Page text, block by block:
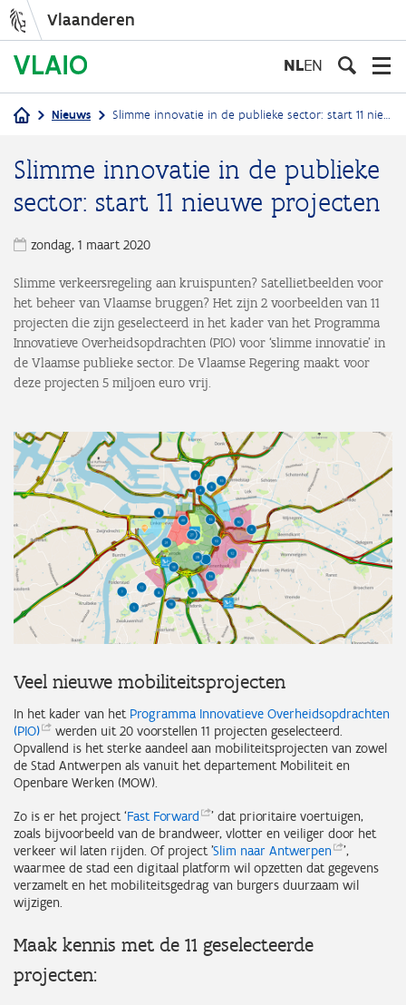
inhoud
Vlaanderen
NLEN
Nieuws Slimme innovatie in de publieke sector: start 11 nieuwe projecten
Slimme innovatie in de publieke
sector: start 11 nieuwe projecten
zondag, 1 maart 2020
Slimme verkeersregeling aan kruispunten? Satellietbeelden voor
het beheer van Vlaamse bruggen? Het zijn 2 voorbeelden van 11
projecten die zijn geselecteerd in het kader van het Programma
Innovatieve Overheidsopdrachten (PIO) voor ‘slimme innovatie’ in
de Vlaamse publieke sector. De Vlaamse Regering maakt voor
deze projecten 5 miljoen euro vrij.
Veel nieuwe mobiliteitsprojecten
In het kader van het Programma Innovatieve Overheidsopdrachten
(PIO)
werden uit 20 voorstellen 11 projecten geselecteerd.
Opvallend is het sterke aandeel aan mobiliteitsprojecten van zowel
de Stad Antwerpen als vanuit het departement Mobiliteit en
Openbare Werken (MOW).
Zo is er het project ‘Fast Forward
’ dat prioritaire voertuigen,
zoals bijvoorbeeld van de brandweer, vlotter en veiliger door het
verkeer wil laten rijden. Of project 'Slim naar Antwerpen
',
waarmee de stad een digitaal platform wil opzetten dat gegevens
verzamelt en het mobiliteitsgedrag van burgers duurzaam wil
wijzigen.
Maak kennis met de 11 geselecteerde
projecten: